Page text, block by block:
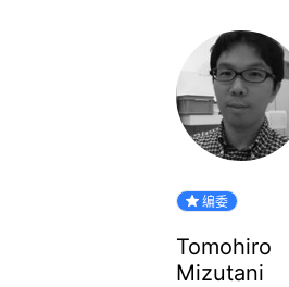
编委
Tomohiro
Mizutani